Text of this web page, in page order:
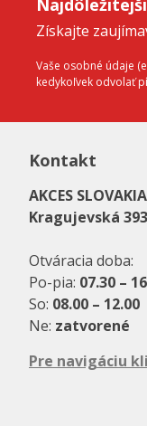
Získajte
Vaše osobné údaje
kedykoľvek odvolať
Kontakt
AKCES
Kragujevská
Otváracia doba:
Po-pia: 07.30 –
So: 08.00 – 12.00
Ne: zatvorené
Pre navigáciu